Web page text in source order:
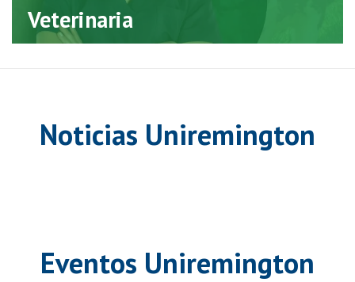
Veterinaria
Noticias Uniremington
Eventos Uniremington